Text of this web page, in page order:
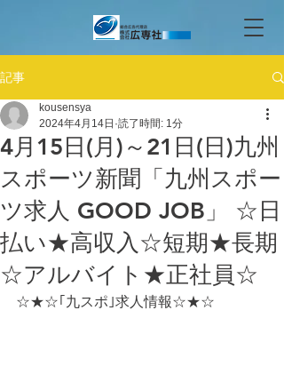
記事
4月15日(月)～21日(日)九州
スポーツ新聞「九州スポー
ツ求人 GOOD JOB」 ☆日
払い★高収入☆短期★長期
☆アルバイト★正社員☆
kousensya
2024年4月14日 読了時間: 1分
☆★☆｢九スポ｣求人情報☆★☆